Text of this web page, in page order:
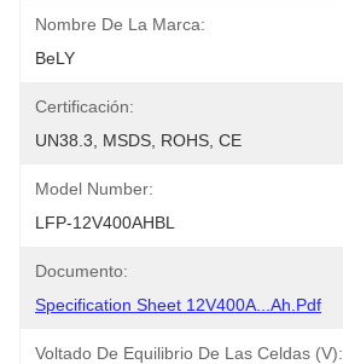
Nombre De La Marca:
BeLY
Certificación:
UN38.3, MSDS, ROHS, CE
Model Number:
LFP-12V400AHBL
Documento:
Specification Sheet 12V400A...Ah.pdf
Voltado De Equilibrio De Las Celdas (V):